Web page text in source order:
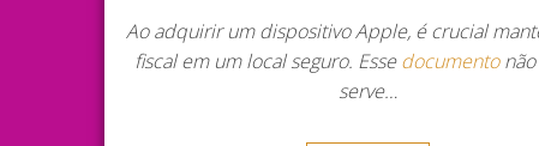
Ao adquirir um dispositivo Apple, é crucial
fiscal em um local seguro. Essedocumentonão
serve…